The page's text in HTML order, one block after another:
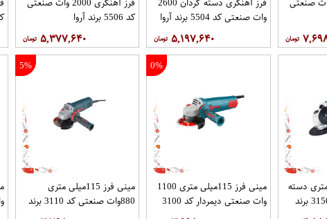
وات صنعتی کد 5504 برند آروا
۵,۱۹۷,۶۴۰
کد 5506 برند آروا
۵,۳۷۷,۶۴۰
کد
متری دسته
بلند 1050 وات کد 3150 برند
0%
مینی فرز 115میلی متری 1100
وات صنعتی دیمردار کد 3100
5%
مینی فرز 115میلی متری
880وات صنعتی کد 3110 برند